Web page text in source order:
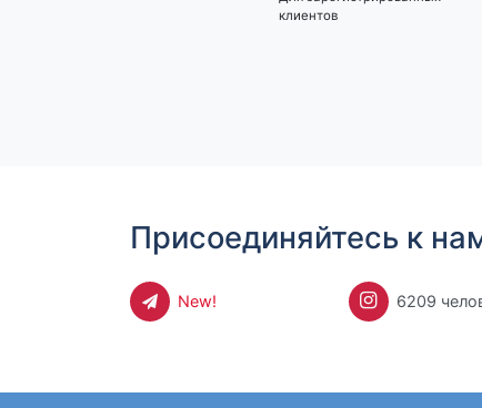
клиентов
Присоединяйтесь к
New! 6209